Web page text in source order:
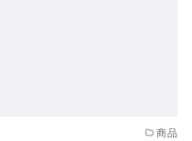
商品